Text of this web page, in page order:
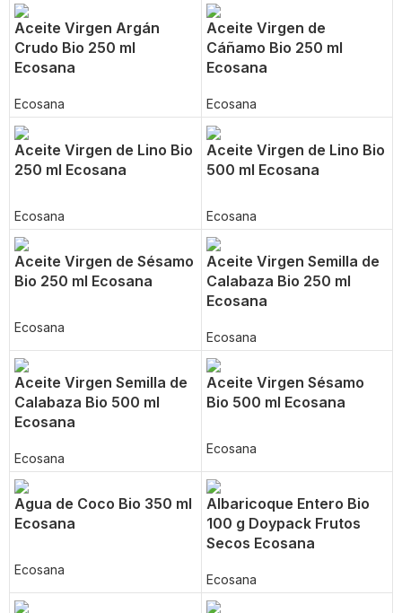
Aceite Virgen Argán
Crudo Bio 250 ml
Ecosana
Ecosana
Aceite Virgen de
Cáñamo Bio 250 ml
Ecosana
Ecosana
Aceite Virgen de Lino Bio
250 ml Ecosana
Ecosana
Aceite Virgen de Lino Bio
500 ml Ecosana
Ecosana
Aceite Virgen de Sésamo
Bio 250 ml Ecosana
Ecosana
Aceite Virgen Semilla de
Calabaza Bio 250 ml
Ecosana
Ecosana
Aceite Virgen Semilla de
Calabaza Bio 500 ml
Ecosana
Ecosana
Aceite Virgen Sésamo
Bio 500 ml Ecosana
Ecosana
Agua de Coco Bio 350 ml
Ecosana
Ecosana
Albaricoque Entero Bio
100 g Doypack Frutos
Secos Ecosana
Ecosana